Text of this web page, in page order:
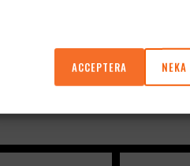
ACCEPTERA NEKA